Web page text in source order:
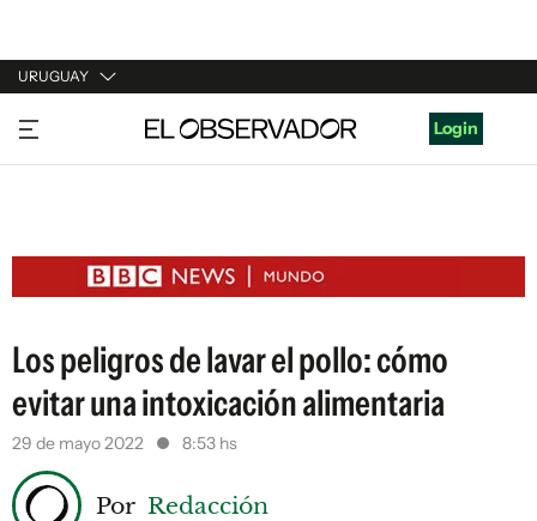
URUGUAY
URUGUAY
ARGENTINA
ESTADOS UNIDOS
Login
Los peligros de lavar el pollo: cómo
evitar una intoxicación alimentaria
29 de mayo 2022 8:53 hs
Por Redacción